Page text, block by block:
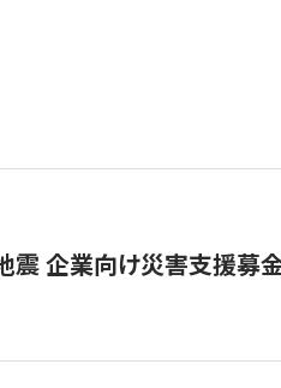
震 企業向け災害支援募